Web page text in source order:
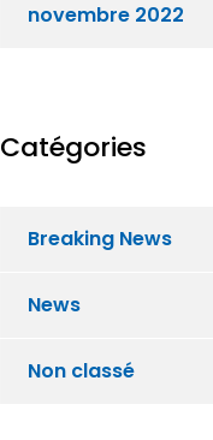
novembre 2022
Catégories
Breaking News
News
Non classé